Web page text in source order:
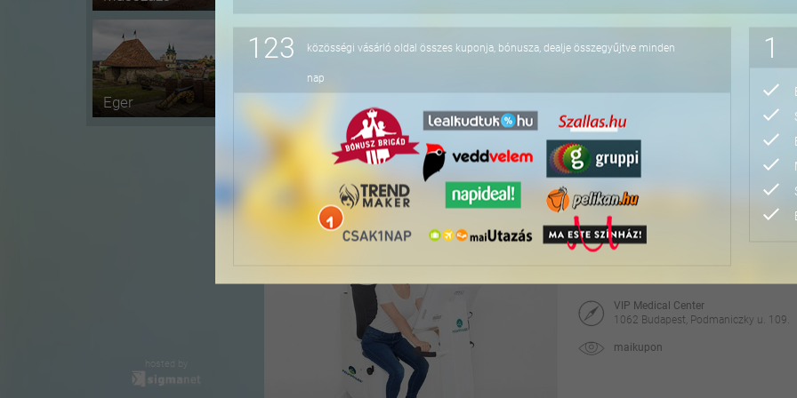
123 közösségi vásárló oldal összes kuponja, bónusza, dealje összegyűjtve minden
nap
1
Eger
hosted by
-11% Komplex laboratóriumi
Orvosi konzultációval és
Medina Egészség Centrum
1047 Budapest, Liszt Ferenc u. 6.
maikupon
25.000 Ft
PelviPower medence-
VIP Medical Center
1062 Budapest, Podmaniczky u. 109.
maikupon